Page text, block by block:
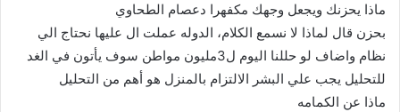
ماذا يحزنك ويجعل وجهك مكفهرا دعصام الطحاوي
بحزن قال لماذا لا نسمع الكلام، الدوله عملت ال عليها نحتاج الي
نظام واضاف لو حللنا اليوم ل3مليون مواطن سوف يأتون في الغد
للتحليل يجب علي البشر الالتزام بالمنزل هو أهم من التحليل
ماذا عن الكمامه